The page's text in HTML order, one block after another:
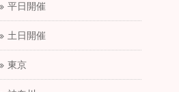
平日開催
土日開催
東京